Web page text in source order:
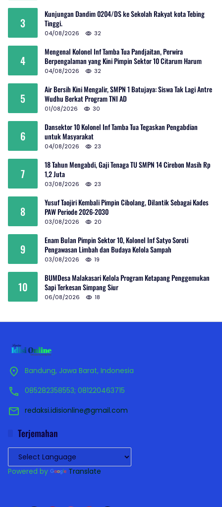
3
Kunjungan Dandim 0204/DS ke Sekolah Rakyat kota Tebing
Tinggi.
04/08/2026 32
4
Mengenal Kolonel Inf Tamba Tua Pandjaitan, Perwira
Berpengalaman yang Kini Pimpin Sektor 10 Citarum Harum
04/08/2026 32
5
Air Bersih Kini Mengalir, SMPN 1 Batujaya: Siswa Tak Lagi Antre
Wudhu Berkat Program TNI AD
01/08/2026 30
6
Dansektor 10 Kolonel Inf Tamba Tua Tegaskan Pengabdian
untuk Masyarakat
04/08/2026 23
7
18 Tahun Mengabdi, Gaji Tenaga TU SMPN 14 Cirebon Masih Rp
1,2 Juta
03/08/2026 23
8
Yusuf Taojiri Kembali Pimpin Cibolang, Dilantik Sebagai Kades
PAW Periode 2026-2030
03/08/2026 20
9
Enam Bulan Pimpin Sektor 10, Kolonel Inf Satyo Soroti
Pengawasan Limbah dan Budaya Kelola Sampah
03/08/2026 19
10
BUMDesa Malakasari Kelola Program Ketapang Penggemukan
Sapi Terkesan Simpang Siur
06/08/2026 18
Bandung, Jawa Barat, Indonesia
085282358553; 081220463715
redaksi.idisionline@gmail.com
Terjemahan
Powered by Translate